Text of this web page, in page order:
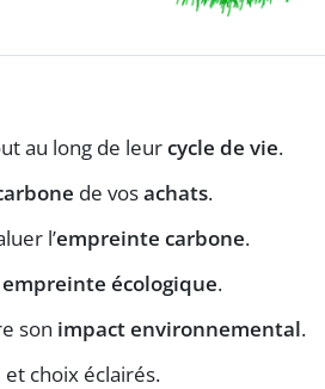
au long de leurcycle de vie.
de vosachats.
l’empreinte carbone.
empreinte écologique.
son impact environnemental.
et choix éclairés.